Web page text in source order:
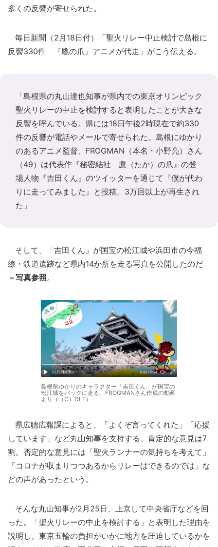
多くの反響が寄せられた。
毎日新聞（2月18日付）「聖火リレー中止検討で島根に
反響330件 『鷹の爪』アニメが代走」がこう伝える。
「島根県の丸山達也知事が県内での東京オリンピック
聖火リレーの中止を検討すると表明したことが大きな
反響を呼んでいる。県には18日午後2時現在で約330
件の反響が電話やメールで寄せられた。島根にゆかり
のあるアニメ監督、FROGMAN（本名・小野亮）さん
（49）は代表作『秘密結社 鷹（たか）の爪』の登
場人物『吉田くん』のツイッターを通じて『僕が代わ
りに走ってみました』と投稿。3万回以上が再生され
た」
そして、「吉田くん」が国宝の松江城や浜田市の今福
線・鉄道遺跡など県内14か所を走る写真を公開したのだ
＝ 写真参照。
島根県ゆかりのキャラクター「吉田くん」が国宝の
松江城をバックに走る。FROGMANさん作成の動画
より（（C）DLE）
県広聴広報課によると、「よくぞ言ってくれた」「応援
しています」など丸山知事を支持する、肯定的な意見は7
割。否定的な意見には「聖火ランナーの気持ちを考えて」
「コロナが収まりつつあるからリレーはできるのでは」な
どの声があったという。
そんな丸山知事が2月25日、上京して中央省庁などを回
った。「聖火リレーの中止を検討する」と表明した理由を
説明し、東京五輪の負担がいかに地方を圧迫しているかを